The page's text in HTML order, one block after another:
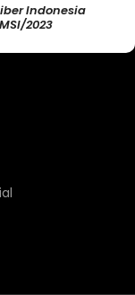
Indonesia
2023